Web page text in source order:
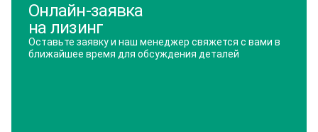
Онлайн-заявка
на лизинг
Оставьте заявку и наш менеджер свяжется с вами в
ближайшее время для обсуждения деталей